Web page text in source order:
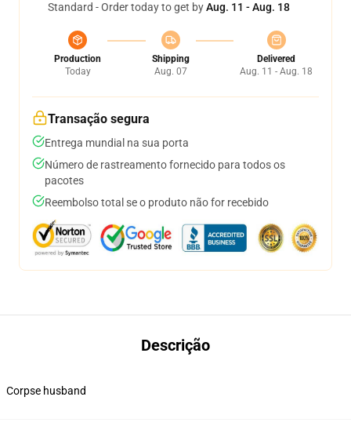
Standard - Order today to get byAug. 11 - Aug. 18
Production
Today
Shipping
Aug. 07
Delivered
Aug. 11 - Aug. 18
Transação segura
Entrega mundial na sua porta
Número de rastreamento fornecido para todos os
pacotes
Reembolso total se o produto não for recebido
Descrição
Corpse husband